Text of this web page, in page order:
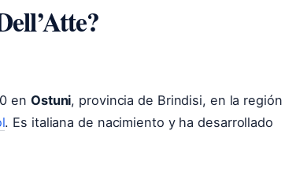
en Ostuni, provincia de Brindisi, en la región
. Es italiana de nacimiento y ha desarrollado